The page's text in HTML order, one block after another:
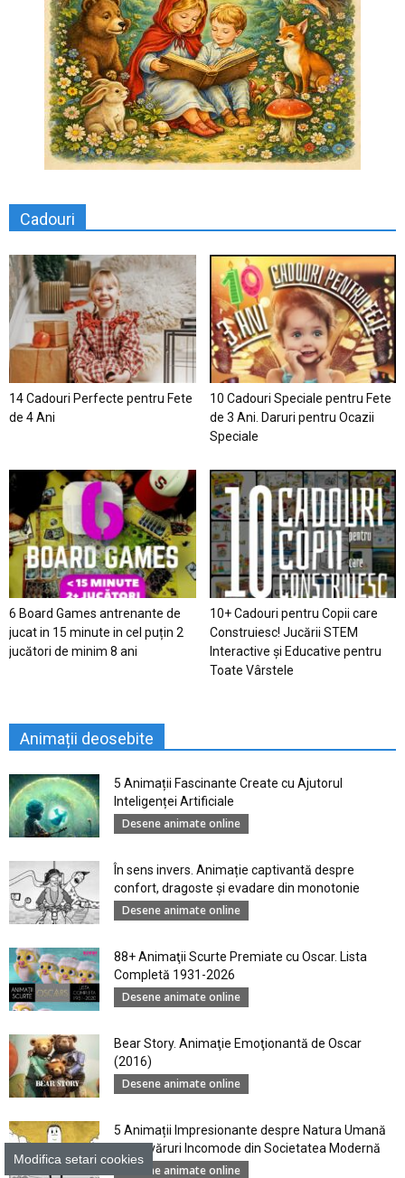
Cadouri
14 Cadouri Perfecte pentru Fete
de 4 Ani
10 Cadouri Speciale pentru Fete
de 3 Ani. Daruri pentru Ocazii
Speciale
6 Board Games antrenante de
jucat in 15 minute in cel puțin 2
jucători de minim 8 ani
10+ Cadouri pentru Copii care
Construiesc! Jucării STEM
Interactive și Educative pentru
Toate Vârstele
Animații deosebite
5 Animații Fascinante Create cu Ajutorul
Inteligenței Artificiale
Desene animate online
În sens invers. Animație captivantă despre
confort, dragoste și evadare din monotonie
Desene animate online
88+ Animaţii Scurte Premiate cu Oscar. Lista
Completă 1931-2026
Desene animate online
Bear Story. Animaţie Emoţionantă de Oscar
(2016)
Desene animate online
5 Animații Impresionante despre Natura Umană
şi Adevăruri Incomode din Societatea Modernă
Desene animate online
Modifica setari cookies